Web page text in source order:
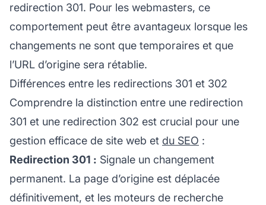
redirection 301. Pour les webmasters, ce
comportement peut être avantageux lorsque les
changements ne sont que temporaires et que
l’URL d’origine sera rétablie.
Différences entre les redirections 301 et 302
Comprendre la distinction entre une redirection
301 et une redirection 302 est crucial pour une
gestion efficace de site web et du SEO :
Redirection 301 : Signale un changement
permanent. La page d’origine est déplacée
définitivement, et les moteurs de recherche